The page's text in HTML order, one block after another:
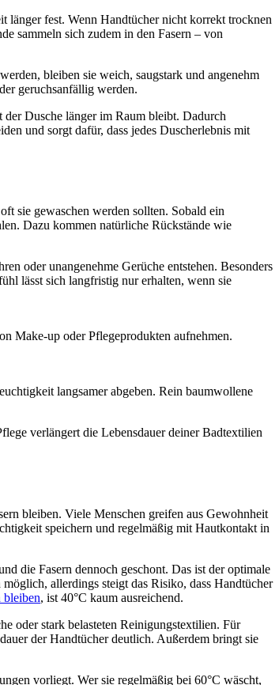
länger fest. Wenn Handtücher nicht korrekt trocknen
sammeln sich zudem in den Fasern – von
bleiben sie weich, saugstark und angenehm
geruchsanfällig werden.
Dusche länger im Raum bleibt. Dadurch
und sorgt dafür, dass jedes Duscherlebnis mit
sie gewaschen werden sollten. Sobald ein
Dazu kommen natürliche Rückstände wie
oder unangenehme Gerüche entstehen. Besonders
lässt sich langfristig nur erhalten, wenn sie
Make-up oder Pflegeprodukten aufnehmen.
langsamer abgeben. Rein baumwollene
verlängert die Lebensdauer deiner Badtextilien
bleiben. Viele Menschen greifen aus Gewohnheit
speichern und regelmäßig mit Hautkontakt in
die Fasern dennoch geschont. Das ist der optimale
allerdings steigt das Risiko, dass Handtücher
bleiben, ist 40°C kaum ausreichend.
oder stark belasteten Reinigungstextilien. Für
der Handtücher deutlich. Außerdem bringt sie
vorliegt. Wer sie regelmäßig bei 60°C wäscht,